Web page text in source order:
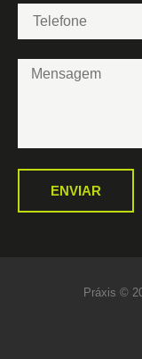
ENVIAR
Práxis ©